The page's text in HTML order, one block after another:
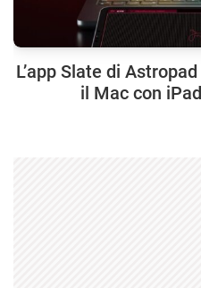
L’app Slate di
il Mac con